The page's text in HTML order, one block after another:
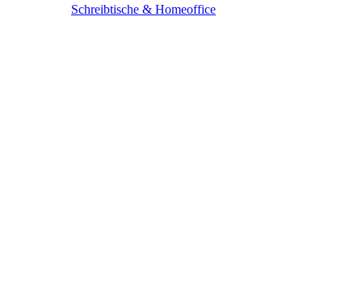
Schreibtische & Homeoffice